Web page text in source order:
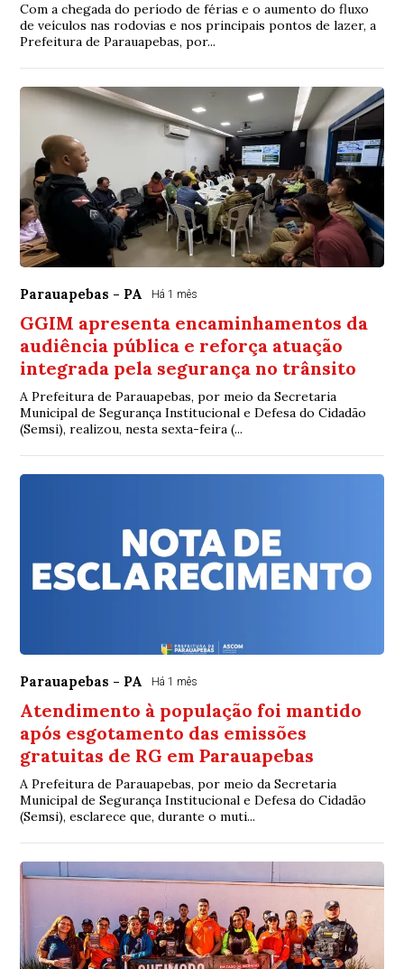
Com a chegada do período de férias e o aumento do fluxo
de veículos nas rodovias e nos principais pontos de lazer, a
Prefeitura de Parauapebas, por...
Parauapebas - PA Há 1 mês
GGIM apresenta encaminhamentos da
audiência pública e reforça atuação
integrada pela segurança no trânsito
A Prefeitura de Parauapebas, por meio da Secretaria
Municipal de Segurança Institucional e Defesa do Cidadão
(Semsi), realizou, nesta sexta-feira (...
Parauapebas - PA Há 1 mês
Atendimento à população foi mantido
após esgotamento das emissões
gratuitas de RG em Parauapebas
A Prefeitura de Parauapebas, por meio da Secretaria
Municipal de Segurança Institucional e Defesa do Cidadão
(Semsi), esclarece que, durante o muti...